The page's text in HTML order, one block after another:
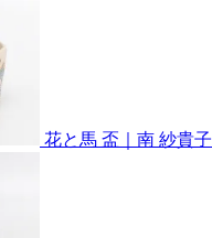
花と馬 盃｜南 紗貴子